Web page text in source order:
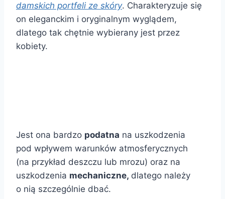
damskich portfeli ze skóry. Charakteryzuje się
on eleganckim i oryginalnym wyglądem,
dlatego tak chętnie wybierany jest przez
kobiety.
Jest ona bardzo podatna na uszkodzenia
pod wpływem warunków atmosferycznych
(na przykład deszczu lub mrozu) oraz na
uszkodzenia mechaniczne, dlatego należy
o nią szczególnie dbać.